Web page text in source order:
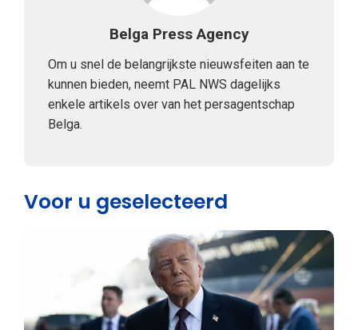
Belga Press Agency
Om u snel de belangrijkste nieuwsfeiten aan te
kunnen bieden, neemt PAL NWS dagelijks
enkele artikels over van het persagentschap
Belga.
Voor u geselecteerd